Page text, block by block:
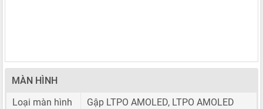
MÀN HÌNH
Loại màn hình
Gập LTPO AMOLED, LTPO AMOLED